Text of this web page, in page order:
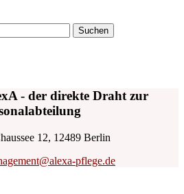
- der direkte Draht zur
12, 12489 Berlin
pflege.de